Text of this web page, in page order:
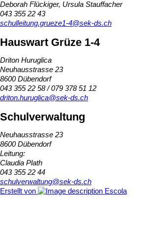
Deborah Flückiger, Ursula Stauffacher
043 355 22 43
schulleitung.grueze1-4@sek-ds.ch
Hauswart Grüze 1-4
Driton Huruglica
Neuhausstrasse 23
8600 Dübendorf
043 355 22 58 / 079 378 51 12
driton.huruglica@sek-ds.ch
Schulverwaltung
Neuhausstrasse 23
8600 Dübendorf
Leitung:
Claudia Plath
043 355 22 44
schulverwaltung@sek-ds.ch
Erstellt von
Escola